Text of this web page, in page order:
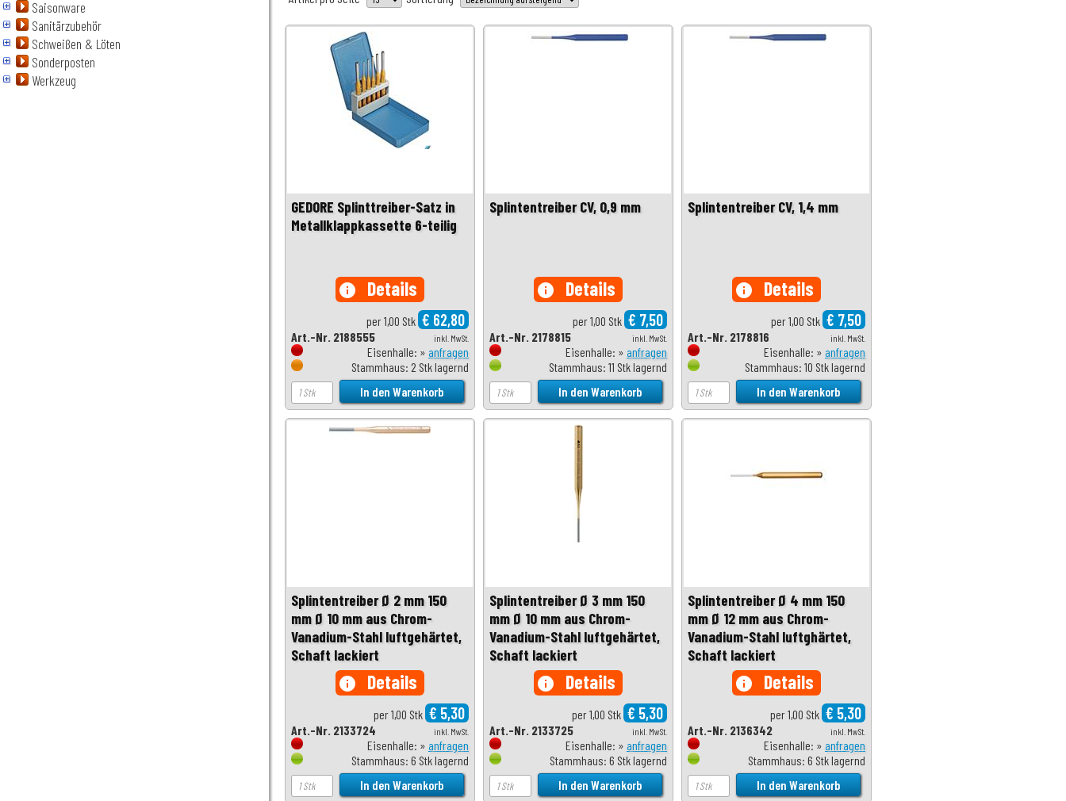
Saisonware
Sanitärzubehör
Schweißen & Löten
Sonderposten
Werkzeug
GEDORE Splinttreiber-Satz in
Metallklappkassette 6-teilig
info Details
per 1,00 Stk € 62,80
inkl. MwSt.
Art.-Nr. 2188555
Eisenhalle: » anfragen
Stammhaus: 2 Stk lagernd
Splintentreiber CV, 0,9 mm
info Details
per 1,00 Stk € 7,50
inkl. MwSt.
Art.-Nr. 2178815
Eisenhalle: » anfragen
Stammhaus: 11 Stk lagernd
Splintentreiber CV, 1,4 mm
info Details
per 1,00 Stk € 7,50
inkl. MwSt.
Art.-Nr. 2178816
Eisenhalle: » anfragen
Stammhaus: 10 Stk lagernd
Splintentreiber Ø 2 mm 150
mm Ø 10 mm aus Chrom-
Vanadium-Stahl luftgehärtet,
Schaft lackiert
info Details
per 1,00 Stk € 5,30
inkl. MwSt.
Art.-Nr. 2133724
Eisenhalle: » anfragen
Stammhaus: 6 Stk lagernd
Splintentreiber Ø 3 mm 150
mm Ø 10 mm aus Chrom-
Vanadium-Stahl luftgehärtet,
Schaft lackiert
info Details
per 1,00 Stk € 5,30
inkl. MwSt.
Art.-Nr. 2133725
Eisenhalle: » anfragen
Stammhaus: 6 Stk lagernd
Splintentreiber Ø 4 mm 150
mm Ø 12 mm aus Chrom-
Vanadium-Stahl luftghärtet,
Schaft lackiert
info Details
per 1,00 Stk € 5,30
inkl. MwSt.
Art.-Nr. 2136342
Eisenhalle: » anfragen
Stammhaus: 6 Stk lagernd